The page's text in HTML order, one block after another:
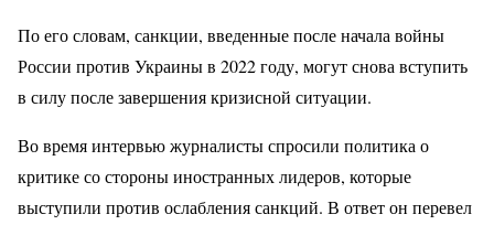
По его словам, санкции, введенные после начала войны
России против Украины в 2022 году, могут снова вступить
в силу после завершения кризисной ситуации.
Во время интервью журналисты спросили политика о
критике со стороны иностранных лидеров, которые
выступили против ослабления санкций. В ответ он перевел